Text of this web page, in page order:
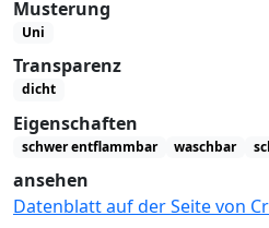
Musterung
Uni
Transparenz
dicht
Eigenschaften
schwer entflammbar waschbar
ansehen
Datenblatt auf der Seite von